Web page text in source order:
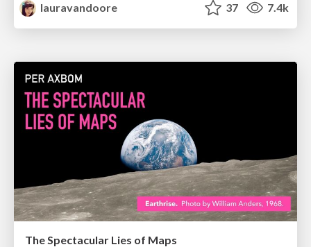
lauravandoore
37 7.4k
The Spectacular Lies of Maps